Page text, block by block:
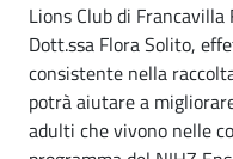
Lions Club di
Dott.ssa Flora Solito,
consistente nella
potrà aiutare a
adulti che vivono nelle